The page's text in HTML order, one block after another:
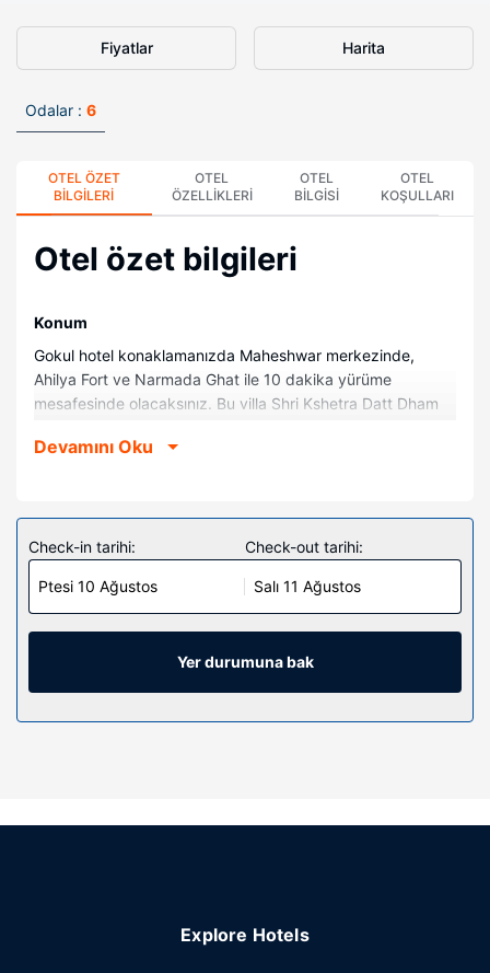
Fiyatlar Harita
Odalar : 6
OTEL ÖZET
BILGILERI
OTEL
ÖZELLIKLERI
OTEL
BILGISI
OTEL
KOŞULLARI
Otel özet bilgileri
Konum
Gokul hotel konaklamanızda Maheshwar merkezinde,
Ahilya Fort ve Narmada Ghat ile 10 dakika yürüme
mesafesinde olacaksınız. Bu villa Shri Kshetra Datt Dham
(28,4 mil) mesafede.
Misafirler için 6 klimalı odada Akıllı televizyonlar mevcuttur.
Misafirlerimize ücretsiz kablosuz internet sunulmaktadır.
Misafirlerimizin iyi vakit geçirebilmesi için dijital TV kanalları
vardır. Misafirlerimize masa ve elektrikli su ısıtıcıları gibi
imkânlar ve kolaylıklar sunulmaktadır.
Devamını Oku
Check-in tarihi:
Ptesi 10 Ağustos
Check-out tarihi:
Salı 11 Ağustos
Yer durumuna bak
Explore Hotels